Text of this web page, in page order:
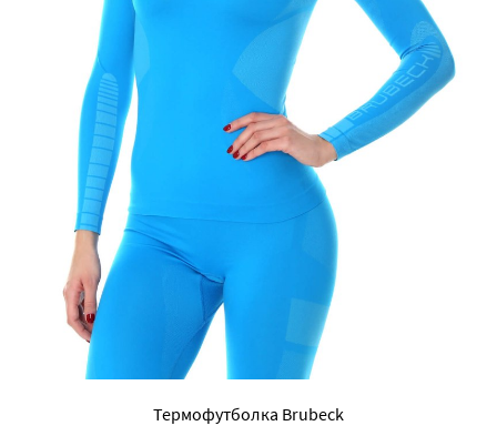
Термофутболка Brubeck